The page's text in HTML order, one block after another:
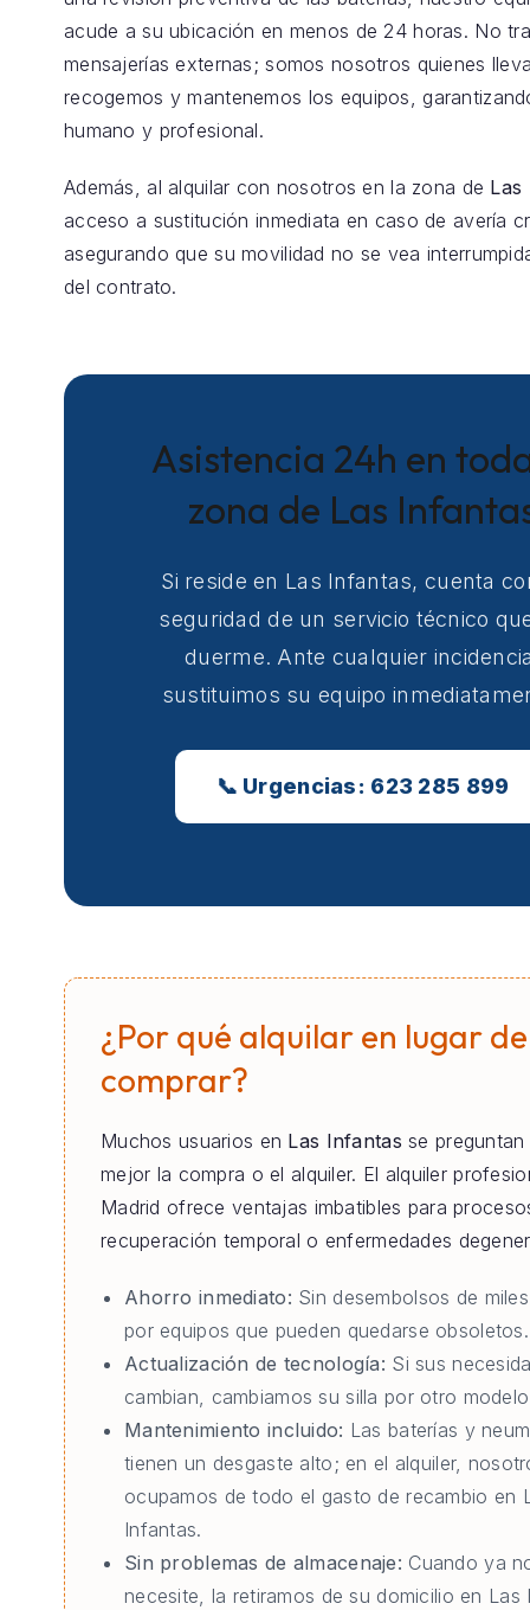
acude a su ubicación en menos de 24 horas. No
mensajerías externas; somos nosotros quienes
recogemos y mantenemos los equipos,
humano y profesional.
Además, al alquilar con nosotros en la zona de Las
acceso a sustitución inmediata en caso de avería
asegurando que su movilidad no se vea
del contrato.
Asistencia 24h en
zona de Las
Si reside en Las Infantas, cuenta
seguridad de un servicio técnico
duerme. Ante cualquier
sustituimos su equipo
📞 Urgencias: 623 285 899
¿Por qué alquilar en lugar de
comprar?
Muchos usuarios en Las Infantas se preguntan
mejor la compra o el alquiler. El alquiler
Madrid ofrece ventajas imbatibles para
recuperación temporal o enfermedades
Ahorro inmediato: Sin desembolsos de
por equipos que pueden quedarse obsoletos.
Actualización de tecnología: Si sus
cambian, cambiamos su silla por otro
Mantenimiento incluido: Las baterías y
tienen un desgaste alto; en el alquiler,
ocupamos de todo el gasto de recambio en
Infantas.
Sin problemas de almacenaje: Cuando ya
necesite, la retiramos de su domicilio en Las